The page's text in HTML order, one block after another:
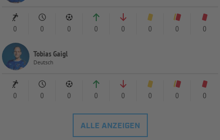
0 0 0 0 0 0 0 0
Tobias Gaigl
Deutsch
0 0 0 0 0 0 0 0
ALLE ANZEIGEN